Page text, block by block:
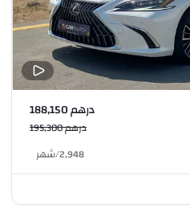
درهم 188,150
درهم 195,300
2,948
/شهر